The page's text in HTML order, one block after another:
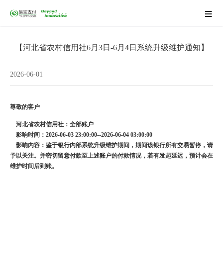
【河北省农村信用社6月3日-6月4日系统升级维护通知】
2026-06-01
尊敬的客户
河北省农村信用社：全部账户
影响时间： 2026-06-03 23:00:00--2026-06-04 03:00:00
影响内容： 鉴于银行内部系统升级维护期间， 期间该银行所有交易暂停 ，请
予以关注。并密切留意付款至上述账户的付款情况，若有发起延迟，预计会在
维护时间后到账。